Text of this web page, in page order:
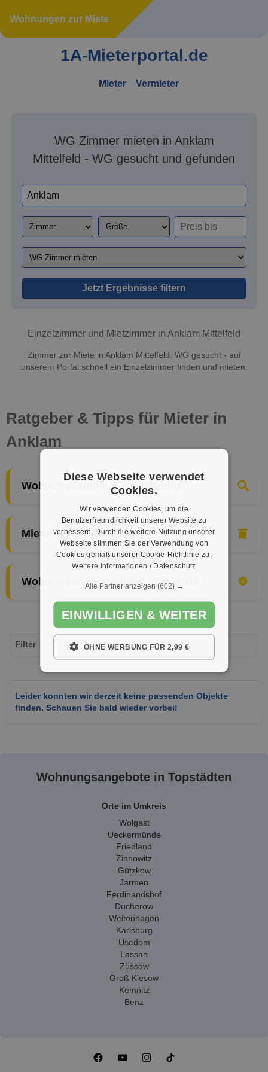
Wohnungen zur Miete
1A-Mieterportal.de
Mieter Vermieter
WG Zimmer mieten in Anklam
Mittelfeld - WG gesucht und gefunden
Jetzt Ergebnisse filtern
Einzelzimmer und Mietzimmer in Anklam Mittelfeld
Zimmer zur Miete in Anklam Mittelfeld. WG gesucht - auf
unserem Portal schnell ein Einzelzimmer finden und mieten.
Ratgeber & Tipps für Mieter in
Anklam
Wohnungssuche & Bewerbung
Mietpreise in Anklam
Wohnungsunternehmen in Anklam
Leider konnten wir derzeit keine passenden Objekte
finden. Schauen Sie bald wieder vorbei!
Filter
Wohnungsangebote in Topstädten
Orte im Umkreis
Wolgast
Ueckermünde
Friedland
Zinnowitz
Gützkow
Jarmen
Ferdinandshof
Ducherow
Weitenhagen
Karlsburg
Usedom
Lassan
Züssow
Groß Kiesow
Kemnitz
Benz
Diese Webseite verwendet
Cookies.
Wir verwenden Cookies, um die
Benutzerfreundlichkeit unserer Website zu
verbessern. Durch die weitere Nutzung unserer
Webseite stimmen Sie der Verwendung von
Cookies gemäß unserer Cookie-Richtlinie zu.
Weitere Informationen / Datenschutz
Alle Partner anzeigen (602) →
EINWILLIGEN & WEITER
OHNE WERBUNG FÜR 2,99 €